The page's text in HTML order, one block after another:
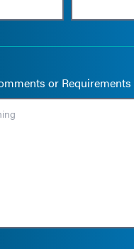
or Requirements